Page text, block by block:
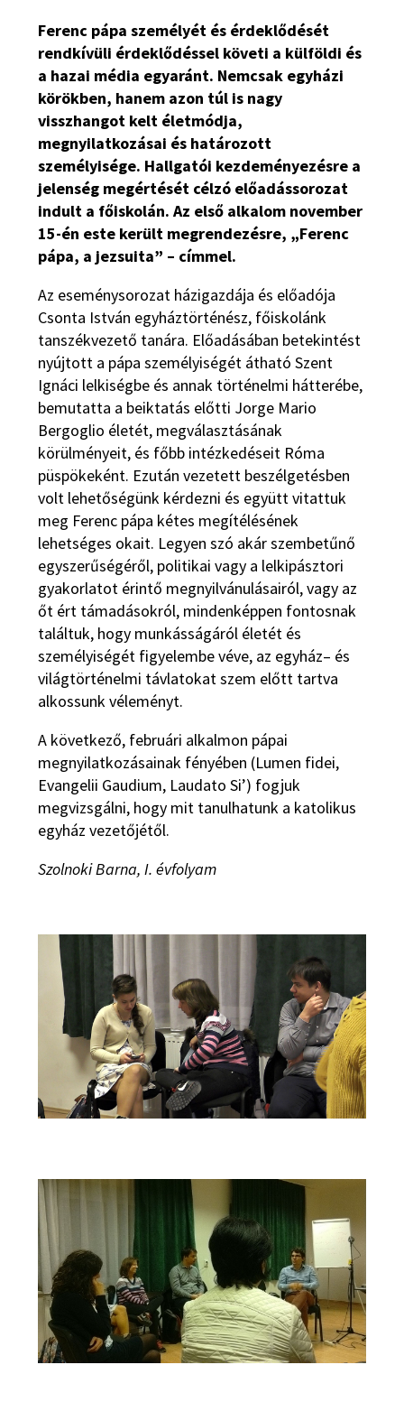
Ferenc pápa személyét és érdeklődését
rendkívüli érdeklődéssel követi a külföldi és
a hazai média egyaránt. Nemcsak egyházi
körökben, hanem azon túl is nagy
visszhangot kelt életmódja,
megnyilatkozásai és határozott
személyisége. Hallgatói kezdeményezésre a
jelenség megértését célzó előadássorozat
indult a főiskolán. Az első alkalom november
15-én este került megrendezésre, „Ferenc
pápa, a jezsuita” – címmel.
Az eseménysorozat házigazdája és előadója
Csonta István egyháztörténész, főiskolánk
tanszékvezető tanára. Előadásában betekintést
nyújtott a pápa személyiségét átható Szent
Ignáci lelkiségbe és annak történelmi hátterébe,
bemutatta a beiktatás előtti Jorge Mario
Bergoglio életét, megválasztásának
körülményeit, és főbb intézkedéseit Róma
püspökeként. Ezután vezetett beszélgetésben
volt lehetőségünk kérdezni és együtt vitattuk
meg Ferenc pápa kétes megítélésének
lehetséges okait. Legyen szó akár szembetűnő
egyszerűségéről, politikai vagy a lelkipásztori
gyakorlatot érintő megnyilvánulásairól, vagy az
őt ért támadásokról, mindenképpen fontosnak
találtuk, hogy munkásságáról életét és
személyiségét figyelembe véve, az egyház– és
világtörténelmi távlatokat szem előtt tartva
alkossunk véleményt.
A következő, februári alkalmon pápai
megnyilatkozásainak fényében (Lumen fidei,
Evangelii Gaudium, Laudato Si’) fogjuk
megvizsgálni, hogy mit tanulhatunk a katolikus
egyház vezetőjétől.
Szolnoki Barna, I. évfolyam